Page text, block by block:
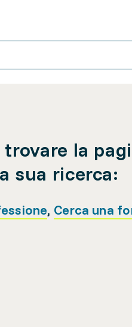
la
sua ricerca:
, Cerca una